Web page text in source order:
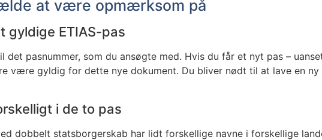
at være opmærksom på
gyldige ETIAS-pas
det pasnummer, som du ansøgte med. Hvis du får et nyt pas –
være gyldig for dette nye dokument. Du bliver nødt til at lave en ny
i de to pas
dobbelt statsborgerskab har lidt forskellige navne i forskellige